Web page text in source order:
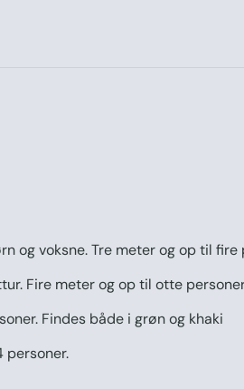
og voksne. Tre meter og op til fire
Fire meter og op til otte
Findes både i grøn og khaki
personer.